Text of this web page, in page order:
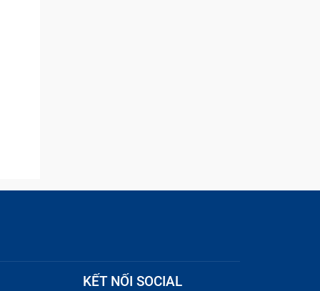
KẾT NỐI SOCIAL